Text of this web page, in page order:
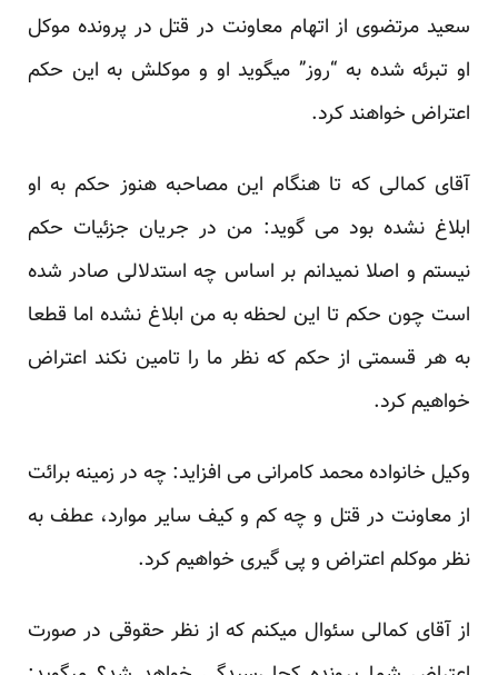
سعید مرتضوی از اتهام معاونت در قتل در پرونده موکل
او تبرئه شده به “روز” میگوید او و موکلش به این حکم
اعتراض خواهند کرد.
آقای کمالی که تا هنگام این مصاحبه هنوز حکم به او
ابلاغ نشده بود می گوید: من در جریان جزئیات حکم
نیستم و اصلا نمیدانم بر اساس چه استدلالی صادر شده
است چون حکم تا این لحظه به من ابلاغ نشده اما قطعا
به هر قسمتی از حکم که نظر ما را تامین نکند اعتراض
خواهیم کرد.
وکیل خانواده محمد کامرانی می افزاید: چه در زمینه برائت
از معاونت در قتل و چه کم و کیف سایر موارد، عطف به
نظر موکلم اعتراض و پی گیری خواهیم کرد.
از آقای کمالی سئوال میکنم که از نظر حقوقی در صورت